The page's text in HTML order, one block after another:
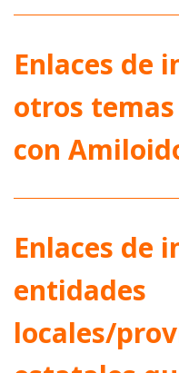
Enlaces de
otros
con
Enlaces de
entidades
locales/